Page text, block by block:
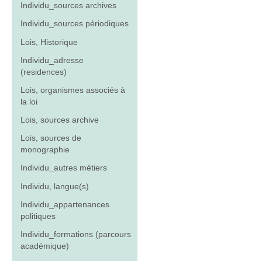
Individu_sources archives
Individu_sources périodiques
Lois, Historique
Individu_adresse
(residences)
Lois, organismes associés à
la loi
Lois, sources archive
Lois, sources de
monographie
Individu_autres métiers
Individu, langue(s)
Individu_appartenances
politiques
Individu_formations (parcours
académique)